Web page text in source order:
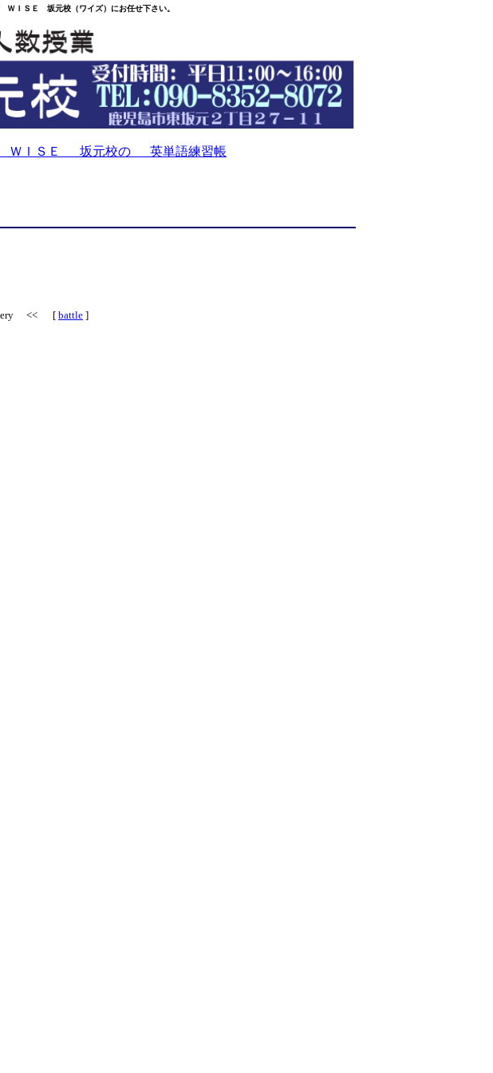
ＳＥ 坂元校（ワイズ）にお任せ下さい。
ＩＳＥ 坂元校の 英単語練習帳
<< [ battle ]